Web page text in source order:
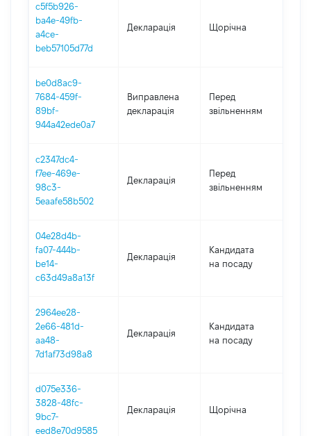
c5f5b926-
ba4e-49fb-
a4ce-
beb57105d77d
Декларація Щорічна
be0d8ac9-
7684-459f-
89bf-
944a42ede0a7
Виправлена
декларація
Перед
звільненням
c2347dc4-
f7ee-469e-
98c3-
5eaafe58b502
Декларація
Перед
звільненням
04e28d4b-
fa07-444b-
be14-
c63d49a8a13f
Декларація
Кандидата
на посаду
2964ee28-
2e66-481d-
aa48-
7d1af73d98a8
Декларація
Кандидата
на посаду
d075e336-
3828-48fc-
9bc7-
eed8e70d9585
Декларація Щорічна